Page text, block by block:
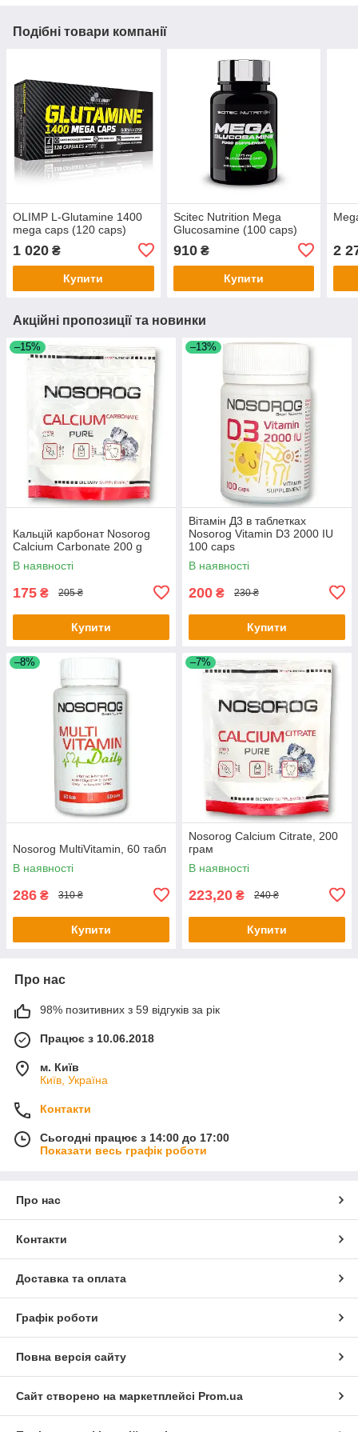
Подібні товари компанії
OLIMP L-Glutamine 1400
mega caps (120 caps)
1 020 ₴
Купити
Scitec Nutrition Mega
Glucosamine (100 caps)
910₴
Купити
2
Акційні пропозиції та новинки
–15%
Кальцій карбонат Nosorog
Calcium Carbonate 200 g
В наявності
175 ₴ 205 ₴
Купити
–13%
Вітамін Д3 в таблетках
Nosorog Vitamin D3 2000 IU
100 caps
В наявності
200 ₴ 230 ₴
Купити
–8%
Nosorog MultiVitamin, 60 табл
В наявності
286 ₴ 310 ₴
Купити
–7%
Nosorog Calcium Citrate, 200
грам
В наявності
223,20 ₴ 240 ₴
Купити
Про нас
98% позитивних з 59 відгуків за рік
Працює з 10.06.2018
м. Київ
Київ, Україна
Контакти
Сьогодні працює з 14:00 до 17:00
Показати весь графік роботи
Про нас
Контакти
Доставка та оплата
Графік роботи
Повна версія сайту
Сайт створено на маркетплейсі Prom.ua